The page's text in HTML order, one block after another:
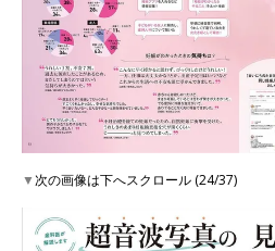
▼次の画像は下へスクロール (24/37)